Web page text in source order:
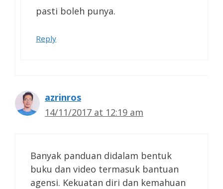
pasti boleh punya.
Reply
azrinros
14/11/2017 at 12:19 am
Banyak panduan didalam bentuk
buku dan video termasuk bantuan
agensi. Kekuatan diri dan kemahuan